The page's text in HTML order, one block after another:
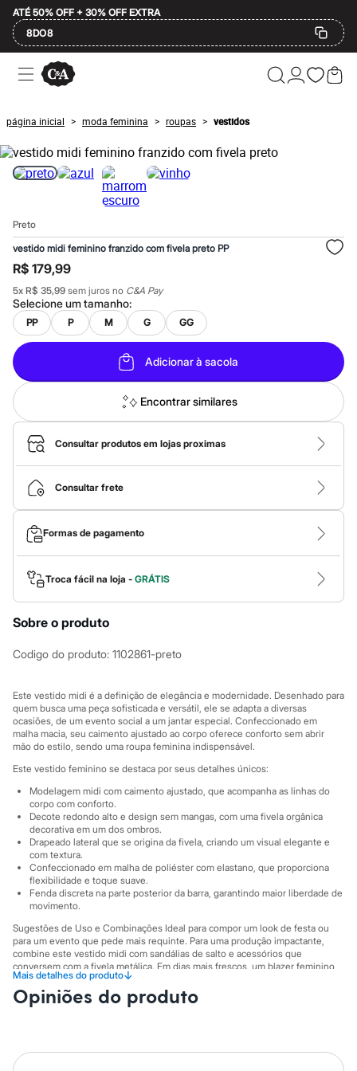
ATÉ 50% OFF + 30% OFF EXTRA
8DO8
Ofertas
Compre por Departamento
Masculino
Infantil
Calçados
Mindse7
Plus Size
Até 60% off
A partir de 60% off
Feminino
Em alta
Inverno
Alfaiataria
Novidades
Roupas
Blusas e Camisetas
Básicos
Calças
Casacos e Jaquetas
Jeans
Macacões
Saias
Shorts e Bermudas
Vestidos
Bolsas
Bonés e Chapéus
Bijoux
Cintos
Óculos
Relógios
Calçados
Botas
Chinelos
Rasteirinhas
Sandálias
Sapatilhas
Tênis
Marcas
Clock House
Mindset
Sawary
Yessica
Moda esportiva
Acessórios
Blusas
Calçados
Leggings
Shorts e Bermudas
Tops
Moda íntima
Calcinhas
Cintas e Modeladores
Meias
Pijamas
Moda praia
Biquínis
Maiôs
Saídas de praia
Personagens
Plus size
Casacos e Jaquetas
Jeans
página inicial > moda feminina > roupas > vestidos
Preto
vestido midi feminino franzido com fivela preto PP
R$ 179,99
5x R$ 35,99 sem juros no C&A Pay
Selecione umtamanho:
PP P M G GG
Adicionar à sacola
Encontrar similares
Consultar produtos em lojas proximas
Consultar frete
Formas de pagamento
Troca fácil na loja - GRÁTIS
Sobre o produto
Codigo do produto: 1102861-preto
Este vestido midi é a definição de elegância e modernidade. Desenhado para
quem busca uma peça sofisticada e versátil, ele se adapta a diversas
ocasiões, de um evento social a um jantar especial. Confeccionado em
malha macia, seu caimento ajustado ao corpo oferece conforto sem abrir
mão do estilo, sendo uma roupa feminina indispensável.
Este vestido feminino se destaca por seus detalhes únicos:
Modelagem midi com caimento ajustado, que acompanha as linhas do
corpo com conforto.
Decote redondo alto e design sem mangas, com uma fivela orgânica
decorativa em um dos ombros.
Drapeado lateral que se origina da fivela, criando um visual elegante e
com textura.
Confeccionado em malha de poliéster com elastano, que proporciona
flexibilidade e toque suave.
Fenda discreta na parte posterior da barra, garantindo maior liberdade de
movimento.
Sugestões de Uso e Combinações Ideal para compor um look de festa ou
para um evento que pede mais requinte. Para uma produção impactante,
combine este vestido midi com sandálias de salto e acessórios que
conversem com a fivela metálica. Em dias mais frescos, um blazer feminino
ou uma estola complementam o visual com elegância, tornando-o uma peça
versátil para o seu guarda-roupa.
Mais detalhes do produto↓
Opiniões do produto